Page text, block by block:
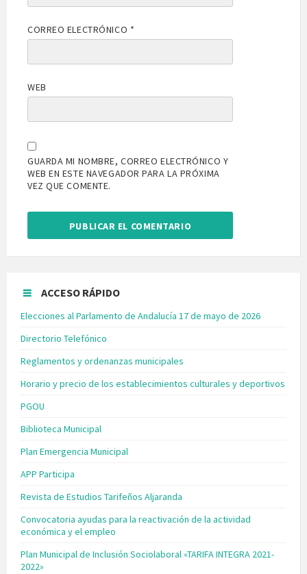
CORREO ELECTRÓNICO *
WEB
GUARDA MI NOMBRE, CORREO ELECTRÓNICO Y
WEB EN ESTE NAVEGADOR PARA LA PRÓXIMA
VEZ QUE COMENTE.
ACCESO RÁPIDO
Elecciones al Parlamento de Andalucía 17 de mayo de 2026
Directorio Telefónico
Reglamentos y ordenanzas municipales
Horario y precio de los establecimientos culturales y deportivos
PGOU
Biblioteca Municipal
Plan Emergencia Municipal
APP Participa
Revista de Estudios Tarifeños Aljaranda
Convocatoria ayudas para la reactivación de la actividad
económica y el empleo
Plan Municipal de Inclusión Sociolaboral «TARIFA INTEGRA 2021-
2022»